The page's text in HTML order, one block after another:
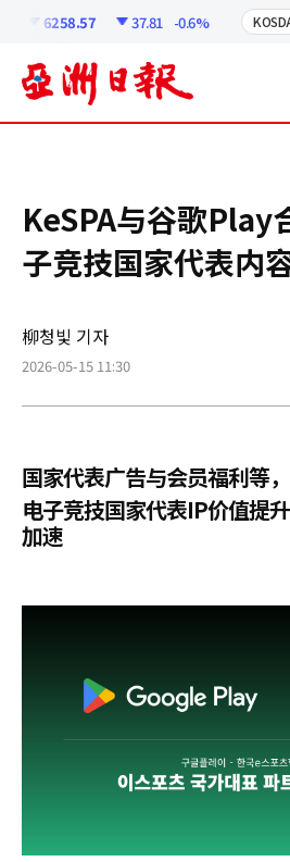
6258.57 37.81 -0.6%
KeSPA与谷歌Play
子竞技国家代表内
柳청빛 기자
2026-05-15 11:30
国家代表广告与会员福利等
电子竞技国家代表IP价值提
加速